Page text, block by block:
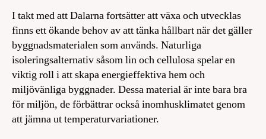
I takt med att Dalarna fortsätter att växa och utvecklas
finns ett ökande behov av att tänka hållbart när det gäller
byggnadsmaterialen som används. Naturliga
isoleringsalternativ såsom lin och cellulosa spelar en
viktig roll i att skapa energieffektiva hem och
miljövänliga byggnader. Dessa material är inte bara bra
för miljön, de förbättrar också inomhusklimatet genom
att jämna ut temperaturvariationer.